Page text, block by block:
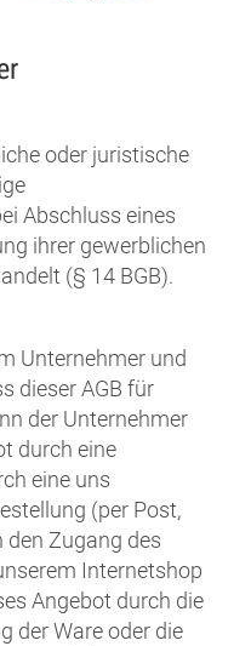
oder juristische
Abschluss eines
ihrer gewerblichen
(§ 14 BGB).
Unternehmer und
dieser AGB für
der Unternehmer
durch eine
eine uns
(per Post,
den Zugang des
Internetshop
Angebot durch die
der Ware oder die